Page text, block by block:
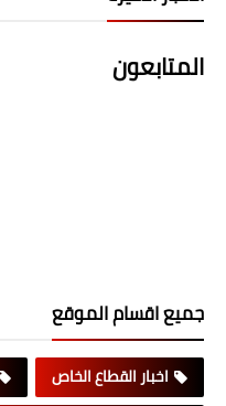
المتابعون
جميع اقسام الموقع
اخبار القطاع الخاص